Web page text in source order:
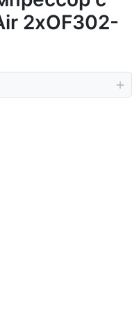
2xOF302-